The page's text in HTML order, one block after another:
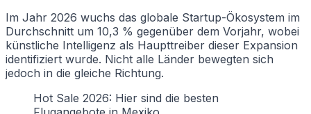
Im Jahr 2026 wuchs das globale Startup-Ökosystem im
Durchschnitt um 10,3 % gegenüber dem Vorjahr, wobei
künstliche Intelligenz als Haupttreiber dieser Expansion
identifiziert wurde. Nicht alle Länder bewegten sich
jedoch in die gleiche Richtung.
Hot Sale 2026: Hier sind die besten